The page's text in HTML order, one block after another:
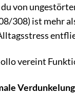
von
308) ist mehr
vereint